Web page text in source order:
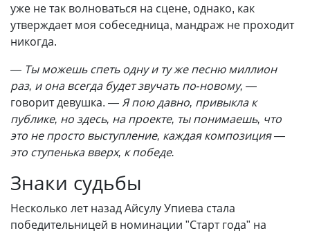
уже не так волноваться на сцене, однако, как
утверждает моя собеседница, мандраж не проходит
никогда.
— Ты можешь спеть одну и ту же песню миллион
раз, и она всегда будет звучать по-новому, —
говорит девушка. — Я пою давно, привыкла к
публике, но здесь, на проекте, ты понимаешь, что
это не просто выступление, каждая композиция —
это ступенька вверх, к победе.
Знаки судьбы
Несколько лет назад Айсулу Упиева стала
победительницей в номинации "Старт года" на